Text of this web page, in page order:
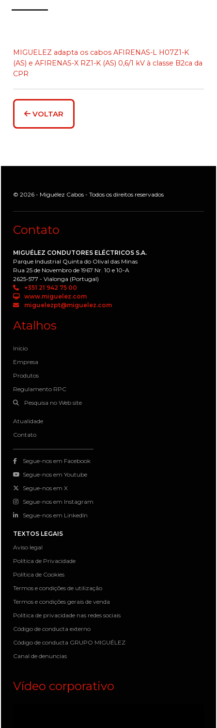
MIGUELEZ adapta os cabos AFIRENAS-L H07Z1-K
(AS) e AFIRENAS-X RZ1-K (AS) 0,6/1 kV à classe B2ca da
CPR
VOLTAR
© 2026 - Miguélez Cabos - Todos os direitos reservados
Contato
MIGUÉLEZ CONDUTORES ELÉCTRICOS S.A.
Parque Industrial Quinta do Olival das Minas
Rua 25 de Novembro de 1967 Nr. 10 e 10-A
2625-577 - Vialonga (Portugal)
+351 21 942 75 00
www.miguelez.com
miguelezpt@miguelez.com
Atalhos
Início
Empresa
Produtos
Regulamento RPC
Pesquisa no Web site
Atualidade
Contato
Segue-nos em Facebook
Segue-nos em Youtube
Segue-nos em X
Segue-nos em Instagram
Segue-nos em LinkedIn
TEXTOS LEGAIS
Aviso legal
Política de Privacidade
Política de Cookies
Termos e condições de utilização
Termos e condições gerais de venda
Política de privacidade nas redes sociais
Código de conducta externo
Código de conducta GRUPO MIGUÉLEZ
Canal de denuncias
Vídeo corporativo